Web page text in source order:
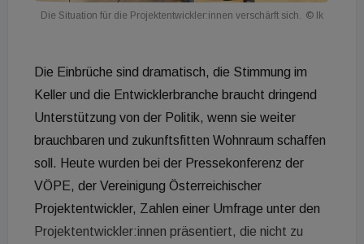
Die Situation für die Projektentwickler:innen verschärft sich. © lk
Die Einbrüche sind dramatisch, die Stimmung im
Keller und die Entwicklerbranche braucht dringend
Unterstützung von der Politik, wenn sie weiter
brauchbaren und zukunftsfitten Wohnraum schaffen
soll. Heute wurden bei der Pressekonferenz der
VÖPE, der Vereinigung Österreichischer
Projektentwickler, Zahlen einer Umfrage unter den
Projektentwickler:innen präsentiert, die nicht zu